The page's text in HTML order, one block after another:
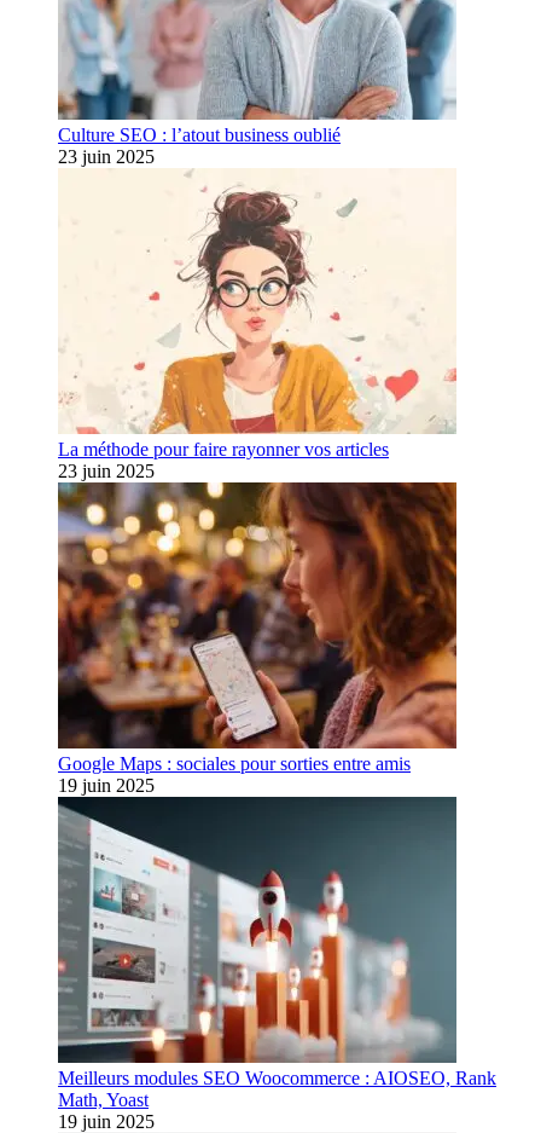
Culture SEO : l’atout business oublié
23 juin 2025
La méthode pour faire rayonner vos articles
23 juin 2025
Google Maps : sociales pour sorties entre amis
19 juin 2025
Meilleurs modules SEO Woocommerce : AIOSEO, Rank
Math, Yoast
19 juin 2025